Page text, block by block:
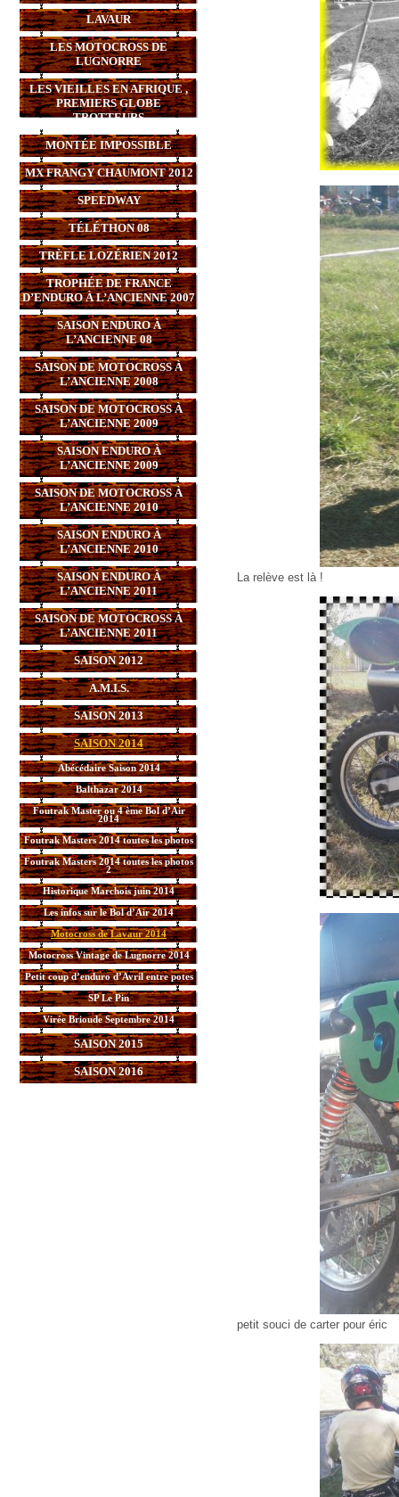
LAVAUR
LES MOTOCROSS DE
LUGNORRE
LES VIEILLES EN AFRIQUE ,
PREMIERS GLOBE
TROTTEURS
MONTÉE IMPOSSIBLE
MX FRANGY CHAUMONT 2012
SPEEDWAY
TÉLÉTHON 08
TRÈFLE LOZÉRIEN 2012
TROPHÉE DE FRANCE
D’ENDURO À L’ANCIENNE 2007
SAISON ENDURO À
L’ANCIENNE 08
SAISON DE MOTOCROSS À
L’ANCIENNE 2008
SAISON DE MOTOCROSS À
L’ANCIENNE 2009
SAISON ENDURO À
L’ANCIENNE 2009
SAISON DE MOTOCROSS À
L’ANCIENNE 2010
SAISON ENDURO À
L’ANCIENNE 2010
SAISON ENDURO À
L’ANCIENNE 2011
SAISON DE MOTOCROSS À
L’ANCIENNE 2011
SAISON 2012
A.M.I.S.
SAISON 2013
SAISON 2014
Abécédaire Saison 2014
Balthazar 2014
Foutrak Master ou 4 ème Bol d’Air
2014
Foutrak Masters 2014 toutes les photos
Foutrak Masters 2014 toutes les photos
2
Historique Marchois juin 2014
Les infos sur le Bol d’Air 2014
Motocross de Lavaur 2014
Motocross Vintage de Lugnorre 2014
Petit coup d’enduro d’Avril entre potes
SP Le Pin
Virée Brioude Septembre 2014
SAISON 2015
SAISON 2016
La relève est là !
petit souci de carter pour éric